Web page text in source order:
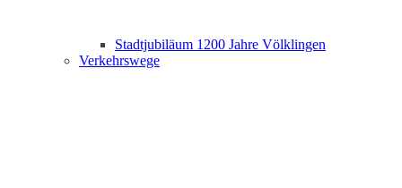
Stadtjubiläum 1200 Jahre Völklingen
Verkehrswege